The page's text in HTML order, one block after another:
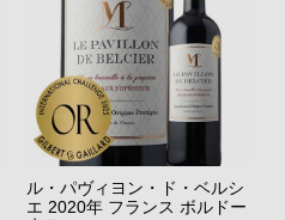
ル・パヴィヨン・ド・ベルシ
エ 2020年 フランス ボルドー